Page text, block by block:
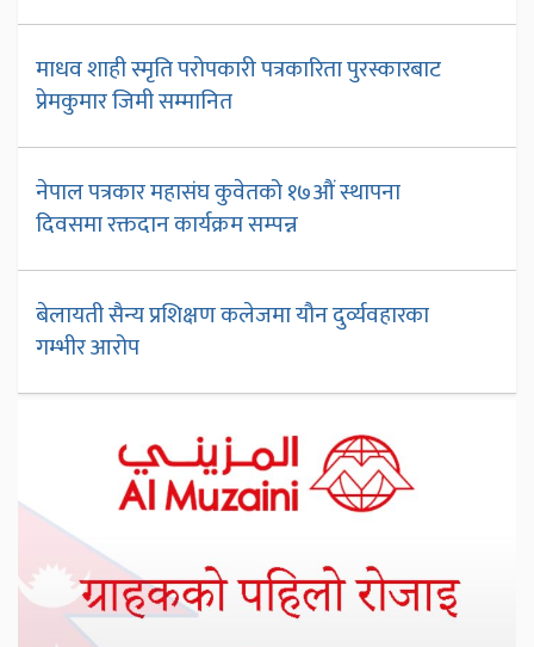
माधव शाही स्मृति परोपकारी पत्रकारिता पुरस्कारबाट
प्रेमकुमार जिमी सम्मानित
नेपाल पत्रकार महासंघ कुवेतको १७औं स्थापना
दिवसमा रक्तदान कार्यक्रम सम्पन्न
बेलायती सैन्य प्रशिक्षण कलेजमा यौन दुर्व्यवहारका
गम्भीर आरोप